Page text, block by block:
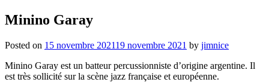
Minino Garay
Posted on 15 novembre 202119 novembre 2021 by jimnice
Minino Garay est un batteur percussionniste d’origine argentine. Il
est très sollicité sur la scène jazz française et européenne.